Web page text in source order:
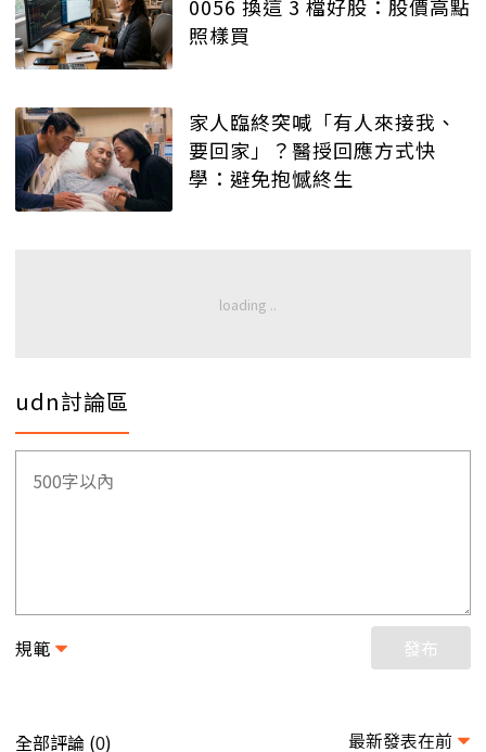
0056 換這 3 檔好股：股價高點
照樣買
家人臨終突喊「有人來接我、
要回家」？醫授回應方式快
學：避免抱憾終生
udn討論區
規範 發布
全部評論 (0) 最新發表在前